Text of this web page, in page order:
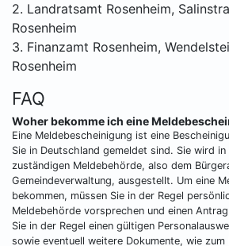
2. Landratsamt Rosenheim,
Rosenheim
3. Finanzamt Rosenheim,
Rosenheim
FAQ
Woher bekomme ich eine
Eine Meldebescheinigung ist eine
Sie in Deutschland gemeldet sind. Sie wird
zuständigen Meldebehörde, also dem
Gemeindeverwaltung, ausgestellt. Um eine
bekommen, müssen Sie in der Regel
Meldebehörde vorsprechen und einen
Sie in der Regel einen gültigen
sowie eventuell weitere Dokumente, wie zum